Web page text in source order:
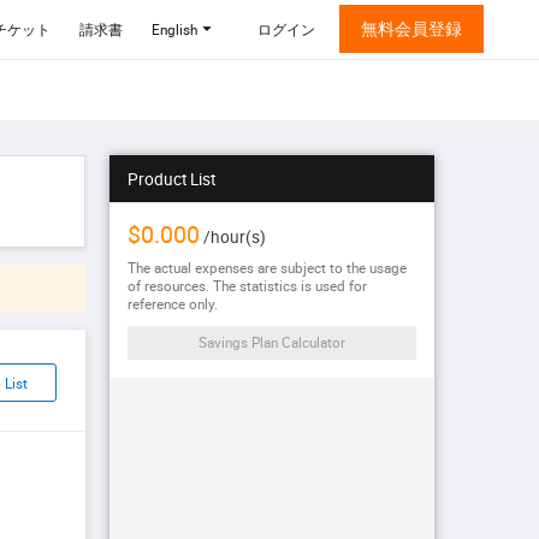
ケット 請求書 English ログイン 無料会員登録
List
Product List
$0.000 /hour(s)
The actual expenses are subject to the usage
of resources. The statistics is used for
reference only.
Savings Plan Calculator